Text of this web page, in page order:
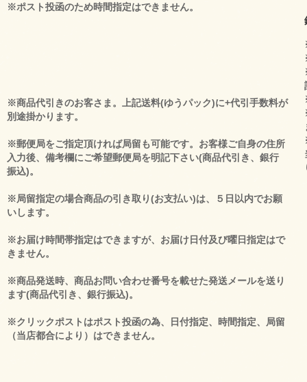
※ポスト投函のため時間指定はできません。
※商品代引きのお客さま。上記送料(ゆうパック)に+代引手数料が
別途掛かります。
※郵便局をご指定頂ければ局留も可能です。お客様ご自身の住所
入力後、備考欄にご希望郵便局を明記下さい(商品代引き、銀行
振込)。
※局留指定の場合商品の引き取り(お支払い)は、５日以内でお願
いします。
※お届け時間帯指定はできますが、お届け日付及び曜日指定はで
きません。
※商品発送時、商品お問い合わせ番号を載せた発送メールを送り
ます(商品代引き、銀行振込)。
※クリックポストはポスト投函の為、日付指定、時間指定、局留
（当店都合により）はできません。